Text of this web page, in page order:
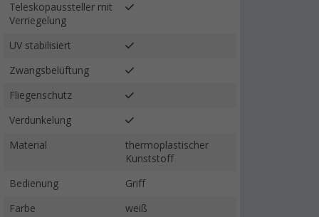
Teleskopaussteller mit
Verriegelung
UV stabilisiert
Zwangsbelüftung
Fliegenschutz
Verdunkelung
Material
thermoplastischer
Kunststoff
Bedienung Griff
Farbe weiß